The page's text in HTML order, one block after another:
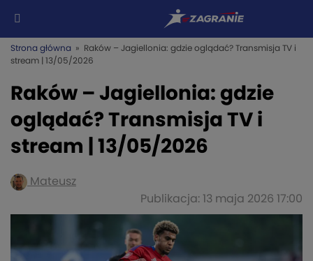
Strona główna » Raków – Jagiellonia: gdzie oglądać? Transmisja TV i
stream | 13/05/2026
Raków – Jagiellonia: gdzie
oglądać? Transmisja TV i
stream | 13/05/2026
Mateusz
Publikacja: 13 maja 2026 17:00